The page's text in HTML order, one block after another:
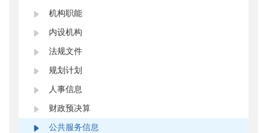
机构职能
内设机构
法规文件
规划计划
人事信息
财政预决算
公共服务信息